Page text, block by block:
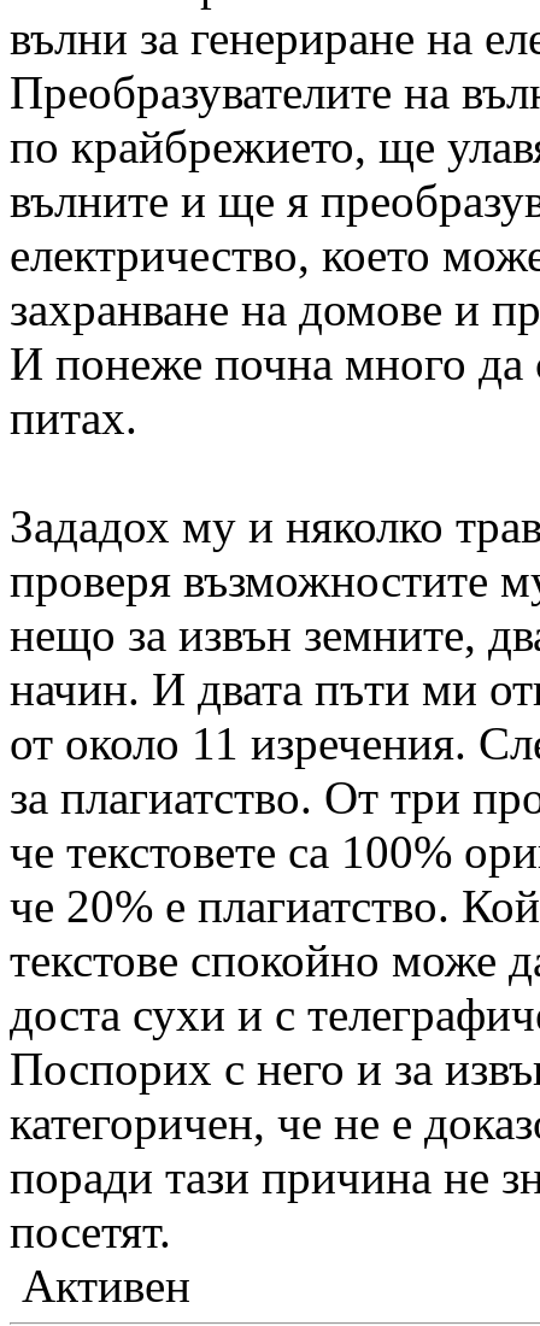
вълни за генериране на
Преобразувателите на
по крайбрежието, ще
вълните и ще я
електричество, което
захранване на домове и
И понеже почна много да
питах.
Зададох му и няколко
проверя възможностите
нещо за извън земните,
начин. И двата пъти ми
от около 11 изречения.
за плагиатство. От три
че текстовете са 100%
че 20% е плагиатство.
текстове спокойно може
доста сухи и с
Поспорих с него и за
категоричен, че не е
поради тази причина не
посетят.
Активен